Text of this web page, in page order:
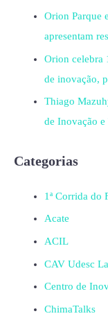
Orion Parque
apresentam
Orion celebra
de inovação,
Thiago
de Inovação e
Categorias
1ª Corrida do
Acate
ACIL
CAV Udesc
Centro de
ChimaTalks